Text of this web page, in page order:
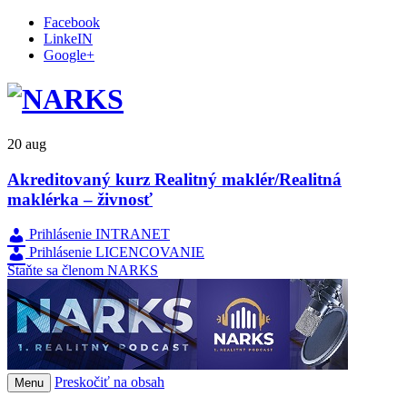
Facebook
LinkeIN
Google+
20 aug
Akreditovaný kurz Realitný maklér/Realitná
maklérka – živnosť
Prihlásenie INTRANET
Prihlásenie LICENCOVANIE
Staňte sa členom NARKS
Menu Preskočiť na obsah